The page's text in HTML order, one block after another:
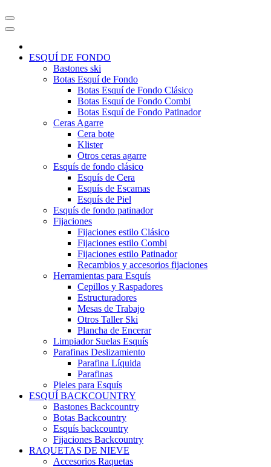
ESQUÍ DE FONDO
Bastones ski
Botas Esquí de Fondo
Botas Esquí de Fondo Clásico
Botas Esquí de Fondo Combi
Botas Esquí de Fondo Patinador
Ceras Agarre
Cera bote
Klister
Otros ceras agarre
Esquís de fondo clásico
Esquís de Cera
Esquís de Escamas
Esquís de Piel
Esquís de fondo patinador
Fijaciones
Fijaciones estilo Clásico
Fijaciones estilo Combi
Fijaciones estilo Patinador
Recambios y accesorios fijaciones
Herramientas para Esquís
Cepillos y Raspadores
Estructuradores
Mesas de Trabajo
Otros Taller Ski
Plancha de Encerar
Limpiador Suelas Esquís
Parafinas Deslizamiento
Parafina Líquida
Parafinas
Pieles para Esquís
ESQUÍ BACKCOUNTRY
Bastones Backcountry
Botas Backcountry
Esquís backcountry
Fijaciones Backcountry
RAQUETAS DE NIEVE
Accesorios Raquetas